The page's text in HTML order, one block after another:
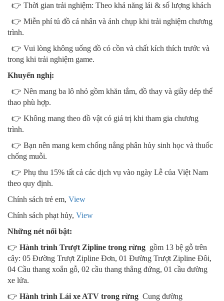
👉 Thời gian trải nghiệm: Theo khả năng lái & số lượng khách
👉 Miễn phí tủ đồ cá nhân và ảnh chụp khi trải nghiệm chương
trình.
👉 Vui lòng không uống đồ có cồn và chất kích thích trước và
trong khi trải nghiệm game.
Khuyến nghị:
👉 Nên mang ba lô nhỏ gồm khăn tắm, đồ thay và giầy dép thể
thao phù hợp.
👉 Không mang theo đồ vật có giá trị khi tham gia chương
trình.
👉 Bạn nên mang kem chống nắng phân hủy sinh học và thuốc
chống muỗi.
👉 Phụ thu 15% tất cả các dịch vụ vào ngày Lễ của Việt Nam
theo quy định.
Chính sách trẻ em, View
Chính sách phạt hủy, View
Những nét nổi bật:
👉 Hành trình Trượt Zipline trong rừng gồm 13 bệ gỗ trên
cây: 05 Đường Trượt Zipline Đơn, 01 Đường Trượt Zipline Đôi,
04 Cầu thang xoắn gỗ, 02 cầu thang thẳng đứng, 01 cầu đường
xe lửa.
👉 Hành trình Lái xe ATV trong rừng Cung đường